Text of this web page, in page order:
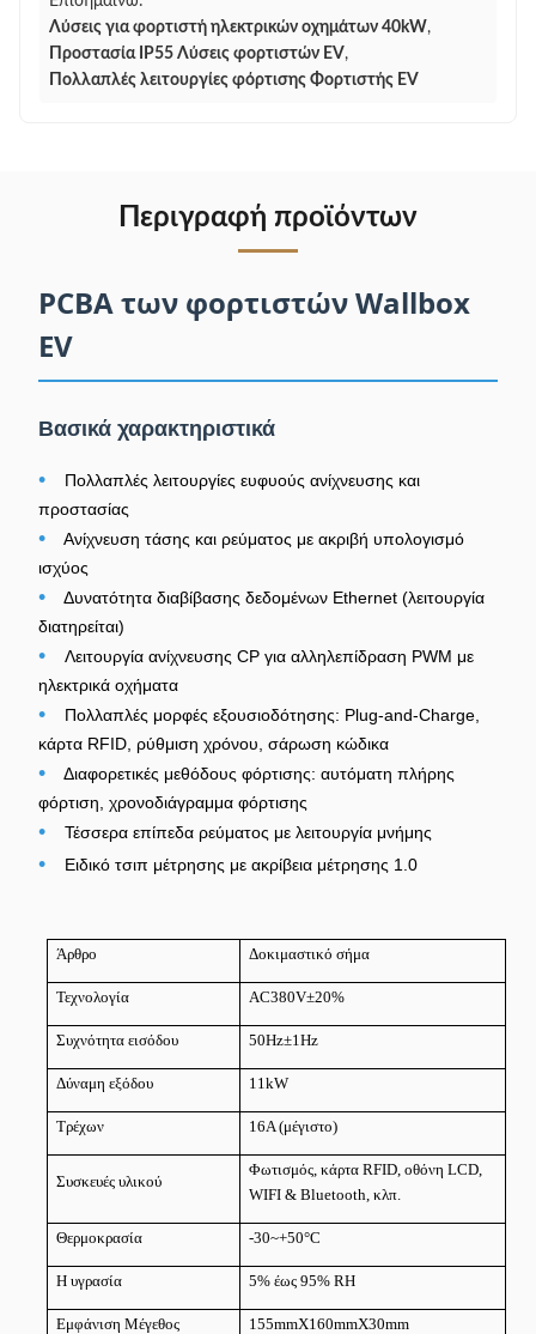
Λύσεις για φορτιστή ηλεκτρικών οχημάτων 40kW,
Προστασία IP55 Λύσεις φορτιστών EV,
Πολλαπλές λειτουργίες φόρτισης Φορτιστής EV
Περιγραφή προϊόντων
PCBA των φορτιστών Wallbox
EV
Βασικά χαρακτηριστικά
•
Πολλαπλές λειτουργίες ευφυούς ανίχνευσης και
προστασίας
•
Ανίχνευση τάσης και ρεύματος με ακριβή υπολογισμό
ισχύος
•
Δυνατότητα διαβίβασης δεδομένων Ethernet (λειτουργία
διατηρείται)
•
Λειτουργία ανίχνευσης CP για αλληλεπίδραση PWM με
ηλεκτρικά οχήματα
•
Πολλαπλές μορφές εξουσιοδότησης: Plug-and-Charge,
κάρτα RFID, ρύθμιση χρόνου, σάρωση κώδικα
•
Διαφορετικές μεθόδους φόρτισης: αυτόματη πλήρης
φόρτιση, χρονοδιάγραμμα φόρτισης
• Τέσσερα επίπεδα ρεύματος με λειτουργία μνήμης
• Ειδικό τσιπ μέτρησης με ακρίβεια μέτρησης 1.0
Άρθρο Δοκιμαστικό σήμα
Τεχνολογία AC380V±20%
Συχνότητα εισόδου 50Hz±1Hz
Δύναμη εξόδου 11kW
Τρέχων 16A (μέγιστο)
Συσκευές υλικού
Φωτισμός, κάρτα RFID, οθόνη LCD,
WIFI & Bluetooth, κλπ.
Θερμοκρασία -30~+50°C
Η υγρασία 5% έως 95% RH
Εμφάνιση Μέγεθος 155mmX160mmX30mm